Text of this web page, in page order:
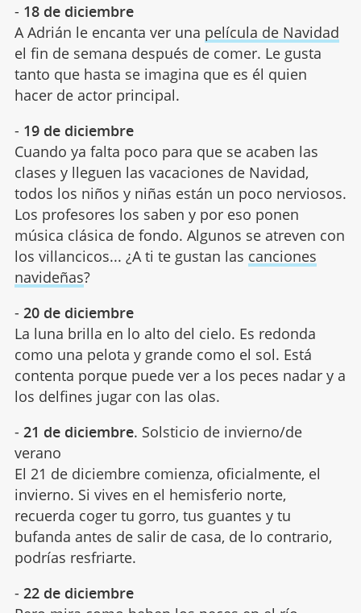
- 18 de diciembre
A Adrián le encanta ver una película de Navidad
el fin de semana después de comer. Le gusta
tanto que hasta se imagina que es él quien
hacer de actor principal.
- 19 de diciembre
Cuando ya falta poco para que se acaben las
clases y lleguen las vacaciones de Navidad,
todos los niños y niñas están un poco nerviosos.
Los profesores los saben y por eso ponen
música clásica de fondo. Algunos se atreven con
los villancicos... ¿A ti te gustan las canciones
navideñas?
- 20 de diciembre
La luna brilla en lo alto del cielo. Es redonda
como una pelota y grande como el sol. Está
contenta porque puede ver a los peces nadar y a
los delfines jugar con las olas.
- 21 de diciembre. Solsticio de invierno/de
verano
El 21 de diciembre comienza, oficialmente, el
invierno. Si vives en el hemisferio norte,
recuerda coger tu gorro, tus guantes y tu
bufanda antes de salir de casa, de lo contrario,
podrías resfriarte.
- 22 de diciembre